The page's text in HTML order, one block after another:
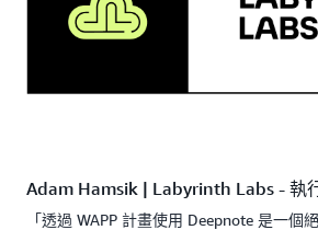
Adam Hamsik | Labyrinth Labs - 執
「透過 WAPP 計畫使用 Deepnote 是一個